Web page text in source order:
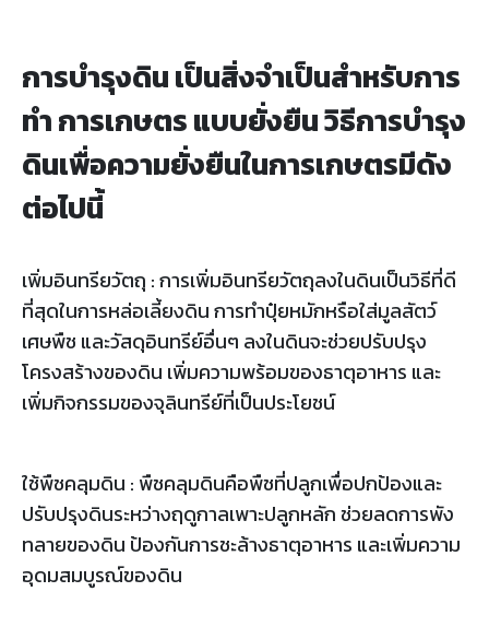
การบำรุงดิน เป็นสิ่งจำเป็นสำหรับการ
ทำ การเกษตร แบบยั่งยืน วิธีการบำรุง
ดินเพื่อความยั่งยืนในการเกษตรมีดัง
ต่อไปนี้
เพิ่มอินทรียวัตถุ : การเพิ่มอินทรียวัตถุลงในดินเป็นวิธีที่ดี
ที่สุดในการหล่อเลี้ยงดิน การทำปุ๋ยหมักหรือใส่มูลสัตว์
เศษพืช และวัสดุอินทรีย์อื่นๆ ลงในดินจะช่วยปรับปรุง
โครงสร้างของดิน เพิ่มความพร้อมของธาตุอาหาร และ
เพิ่มกิจกรรมของจุลินทรีย์ที่เป็นประโยชน์
ใช้พืชคลุมดิน : พืชคลุมดินคือพืชที่ปลูกเพื่อปกป้องและ
ปรับปรุงดินระหว่างฤดูกาลเพาะปลูกหลัก ช่วยลดการพัง
ทลายของดิน ป้องกันการชะล้างธาตุอาหาร และเพิ่มความ
อุดมสมบูรณ์ของดิน